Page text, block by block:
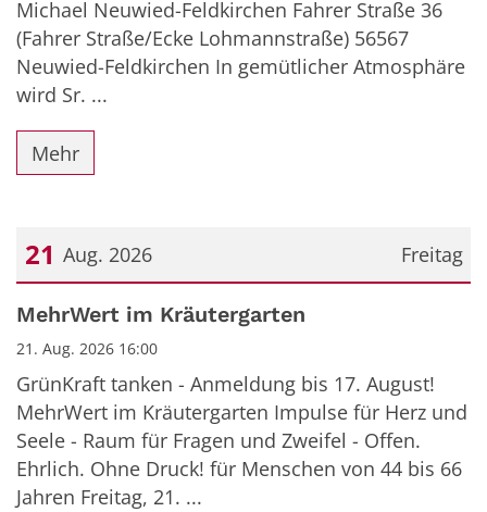
Michael Neuwied-Feldkirchen Fahrer Straße 36
(Fahrer Straße/Ecke Lohmannstraße) 56567
Neuwied-Feldkirchen In gemütlicher Atmosphäre
wird Sr. ...
Mehr
Freitag
21 Aug. 2026
Datum: 21. August 2026
MehrWert im Kräutergarten
21. Aug. 2026 16:00
GrünKraft tanken - Anmeldung bis 17. August!
MehrWert im Kräutergarten Impulse für Herz und
Seele - Raum für Fragen und Zweifel - Offen.
Ehrlich. Ohne Druck! für Menschen von 44 bis 66
Jahren Freitag, 21. ...